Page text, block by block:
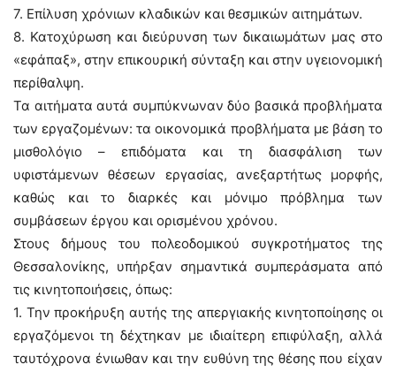
7. Επίλυση χρόνιων κλαδικών και θεσμικών αιτημάτων.
8. Κατοχύρωση και διεύρυνση των δικαιωμάτων μας στο
«εφάπαξ», στην επικουρική σύνταξη και στην υγειονομική
περίθαλψη.
Τα αιτήματα αυτά συμπύκνωναν δύο βασικά προβλήματα
των εργαζομένων: τα οικονομικά προβλήματα με βάση το
μισθολόγιο – επιδόματα και τη διασφάλιση των
υφιστάμενων θέσεων εργασίας, ανεξαρτήτως μορφής,
καθώς και το διαρκές και μόνιμο πρόβλημα των
συμβάσεων έργου και ορισμένου χρόνου.
Στους δήμους του πολεοδομικού συγκροτήματος της
Θεσσαλονίκης, υπήρξαν σημαντικά συμπεράσματα από
τις κινητοποιήσεις, όπως:
1. Την προκήρυξη αυτής της απεργιακής κινητοποίησης οι
εργαζόμενοι τη δέχτηκαν με ιδιαίτερη επιφύλαξη, αλλά
ταυτόχρονα ένιωθαν και την ευθύνη της θέσης που είχαν